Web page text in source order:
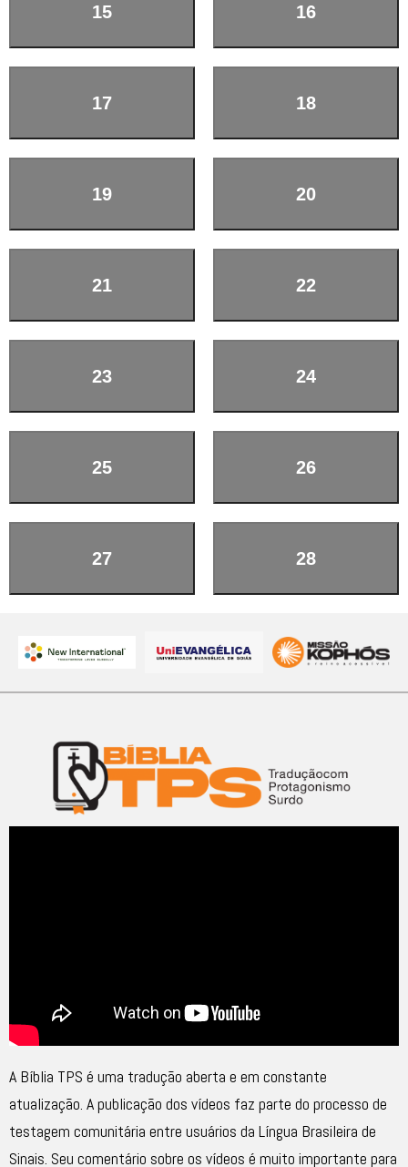
15 16
17 18
19 20
21 22
23 24
25 26
27 28
A Bíblia TPS é uma tradução aberta e em constante
atualização. A publicação dos vídeos faz parte do processo de
testagem comunitária entre usuários da Língua Brasileira de
Sinais. Seu comentário sobre os vídeos é muito importante para